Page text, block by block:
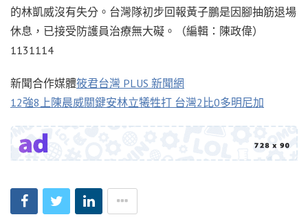
的林凱威沒有失分。台灣隊初步回報黃子鵬是因腳抽筋退場
休息，已接受防護員治療無大礙。（編輯：陳政偉）
1131114
新聞合作媒體筱君台灣 PLUS 新聞網
12強8上陳晨威關鍵安林立犧牲打 台灣2比0多明尼加